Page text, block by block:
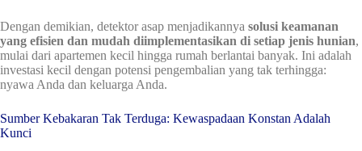
Dengan demikian, detektor asap menjadikannya solusi keamanan
yang efisien dan mudah diimplementasikan di setiap jenis hunian,
mulai dari apartemen kecil hingga rumah berlantai banyak. Ini adalah
investasi kecil dengan potensi pengembalian yang tak terhingga:
nyawa Anda dan keluarga Anda.
Sumber Kebakaran Tak Terduga: Kewaspadaan Konstan Adalah
Kunci